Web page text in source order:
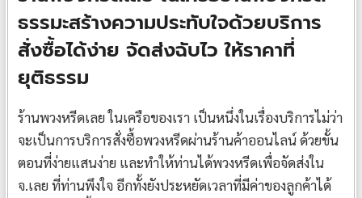
ธรรมะสร้างความประทับใจด้วยบริการ
สั่งซื้อได้ง่าย จัดส่งฉับไว ให้ราคาที่
ยุติธรรม
ร้านพวงหรีดเลย ในเครือของเรา เป็นหนึ่งในเรื่องบริการไม่ว่า
จะเป็นการบริการสั่งซื้อพวงหรีดผ่านร้านค้าออนไลน์ ด้วยขั้น
ตอนที่ง่ายแสนง่าย และทำให้ท่านได้พวงหรีดเพื่อจัดส่งใน
จ.เลย ที่ท่านพึงใจ อีกทั้งยังประหยัดเวลาที่มีค่าของลูกค้าได้